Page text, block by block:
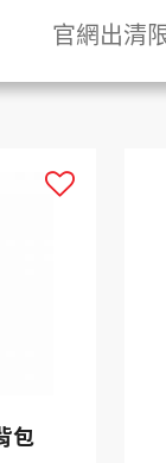
官網出清
包